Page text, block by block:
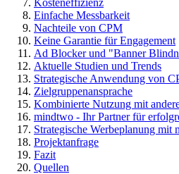
Einfache Messbarkeit
Nachteile von CPM
Keine Garantie für Engagement
Ad Blocker und "Banner
Aktuelle Studien und Trends
Strategische Anwendung von
Zielgruppenansprache
Kombinierte Nutzung mit
mindtwo - Ihr Partner für
Strategische Werbeplanung mit
Projektanfrage
Fazit
Quellen